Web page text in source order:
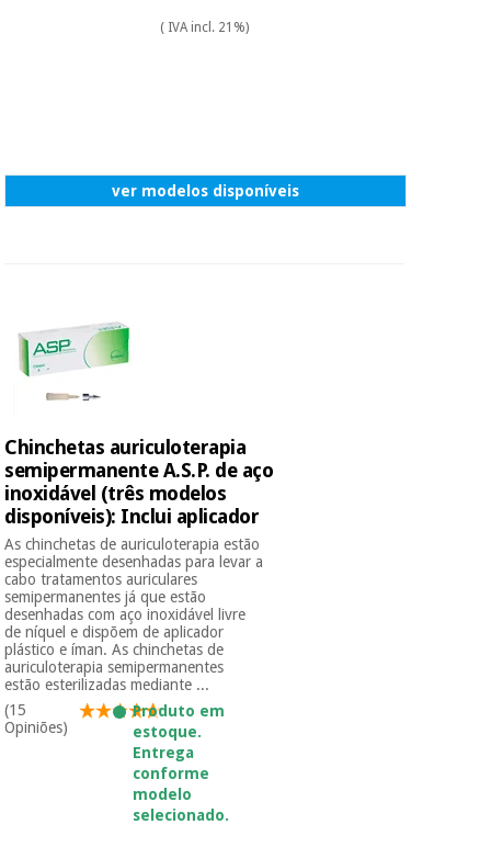
( IVA incl. 21%)
ver modelos disponíveis
Chinchetas auriculoterapia
semipermanente A.S.P. de aço
inoxidável (três modelos
disponíveis): Inclui aplicador
As chinchetas de auriculoterapia estão
especialmente desenhadas para levar a
cabo tratamentos auriculares
semipermanentes já que estão
desenhadas com aço inoxidável livre
de níquel e dispõem de aplicador
plástico e íman. As chinchetas de
auriculoterapia semipermanentes
estão esterilizadas mediante ...
(15
Opiniões)
Produto em
estoque.
Entrega
conforme
modelo
selecionado.